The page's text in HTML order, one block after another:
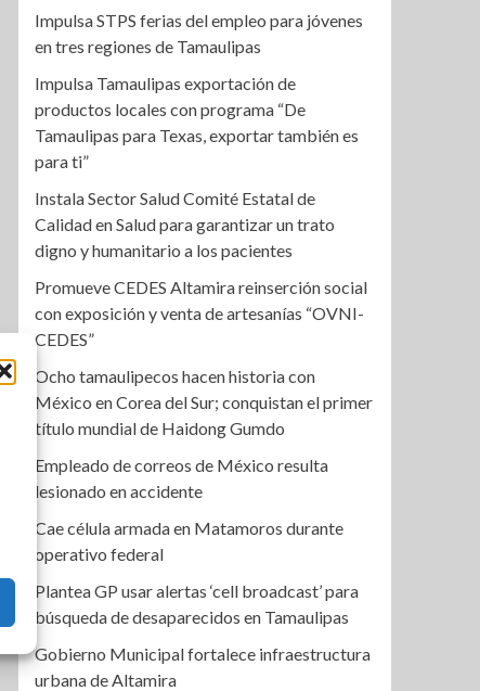
Impulsa STPS ferias del empleo para jóvenes
en tres regiones de Tamaulipas
Impulsa Tamaulipas exportación de
productos locales con programa “De
Tamaulipas para Texas, exportar también es
para ti”
Instala Sector Salud Comité Estatal de
Calidad en Salud para garantizar un trato
digno y humanitario a los pacientes
Promueve CEDES Altamira reinserción social
con exposición y venta de artesanías “OVNI-
CEDES”
Ocho tamaulipecos hacen historia con
México en Corea del Sur; conquistan el primer
título mundial de Haidong Gumdo
Empleado de correos de México resulta
lesionado en accidente
Cae célula armada en Matamoros durante
operativo federal
Plantea GP usar alertas ‘cell broadcast’ para
búsqueda de desaparecidos en Tamaulipas
Gobierno Municipal fortalece infraestructura
urbana de Altamira